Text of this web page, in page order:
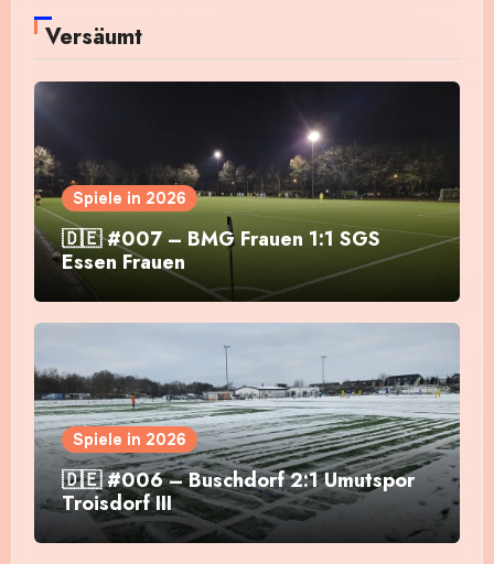
Versäumt
Spiele in 2026
🇩🇪 #007 – BMG Frauen 1:1 SGS
Essen Frauen
Spiele in 2026
🇩🇪 #006 – Buschdorf 2:1 Umutspor
Troisdorf III